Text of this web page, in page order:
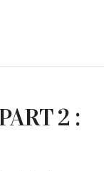
2 :